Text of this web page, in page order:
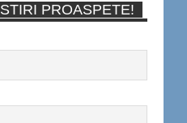
PROASPETE!